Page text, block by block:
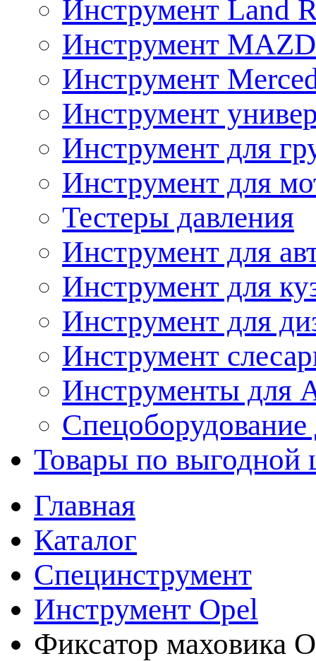
Инструмент Land
Инструмент
Инструмент
Инструмент
Инструмент для
Инструмент для
Тестеры давления
Инструмент для
Инструмент для
Инструмент для
Инструмент
Инструменты
Спецоборудование
Товары по выгодной
Главная
Каталог
Специнструмент
Инструмент Opel
Фиксатор маховика